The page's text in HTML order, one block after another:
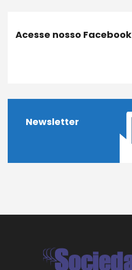
Acesse nosso Facebook
Newsletter